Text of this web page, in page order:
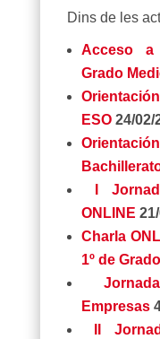
Dins de les
Acceso a
Grado
ESO24/02/
I
ONLINE
Charla
1º de
Empresas
II